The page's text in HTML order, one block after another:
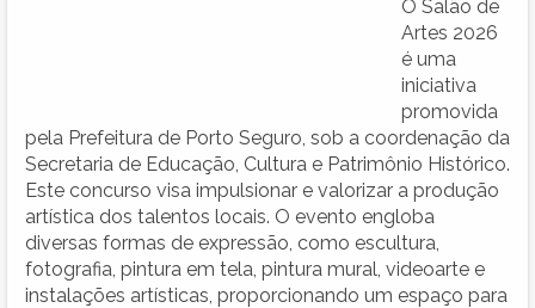
O Salão de
Artes 2026
é uma
iniciativa
promovida
pela Prefeitura de Porto Seguro, sob a coordenação da
Secretaria de Educação, Cultura e Patrimônio Histórico.
Este concurso visa impulsionar e valorizar a produção
artística dos talentos locais. O evento engloba
diversas formas de expressão, como escultura,
fotografia, pintura em tela, pintura mural, videoarte e
instalações artísticas, proporcionando um espaço para